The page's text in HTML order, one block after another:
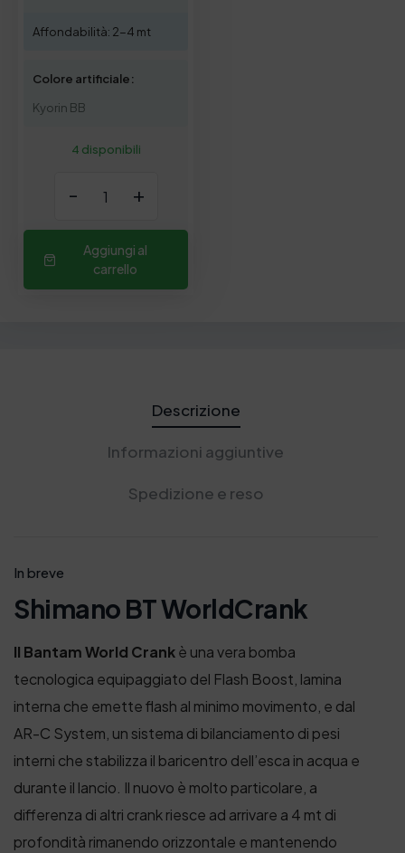
Affondabilità: 2-4 mt
Colore artificiale:
Kyorin BB
4 disponibili
- +
Aggiungi al
carrello
Descrizione
Informazioni aggiuntive
Spedizione e reso
In breve
Shimano BT WorldCrank
Il Bantam World Crankè una vera bomba
tecnologica equipaggiato del Flash Boost, lamina
interna che emette flash al minimo movimento, e dal
AR-C System, un sistema di bilanciamento di pesi
interni che stabilizza il baricentro dell’esca in acqua e
durante il lancio. Il nuovo è molto particolare, a
differenza di altri crank riesce ad arrivare a 4 mt di
profondità rimanendo orizzontale e mantenendo